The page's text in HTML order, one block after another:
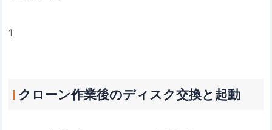
1
クローン作業後のディスク交換と起動